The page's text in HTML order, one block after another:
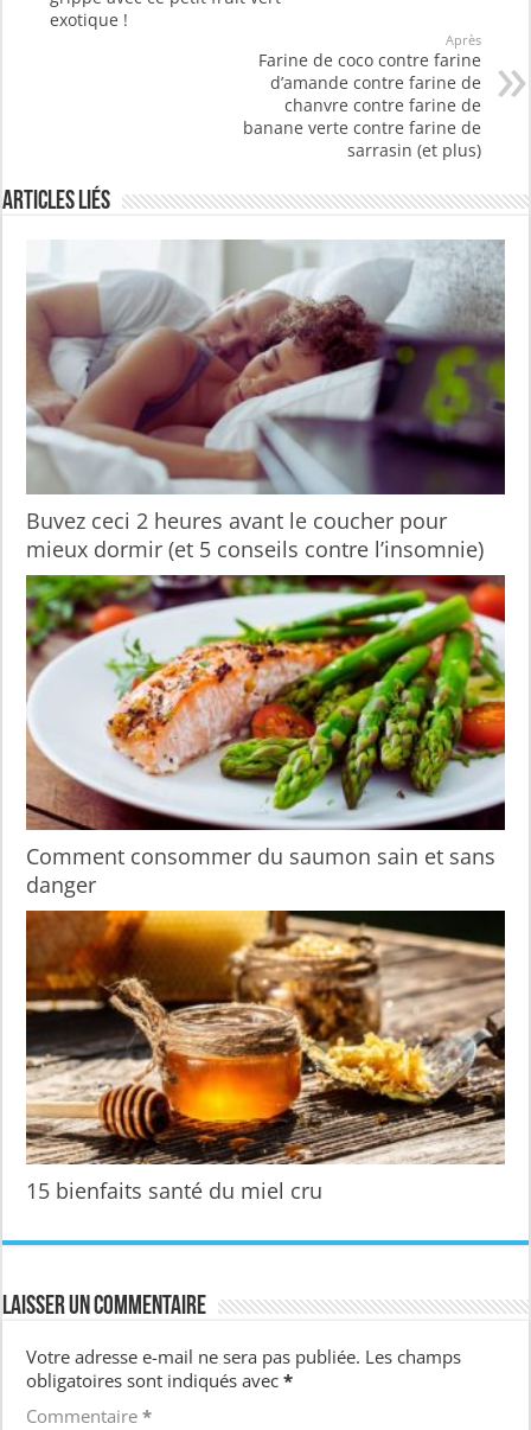
exotique !
Après
Farine de coco contre farine
d’amande contre farine de
chanvre contre farine de
banane verte contre farine de
sarrasin (et plus)
Articles liés
Buvez ceci 2 heures avant le coucher pour
mieux dormir (et 5 conseils contre l’insomnie)
Comment consommer du saumon sain et sans
danger
15 bienfaits santé du miel cru
Laisser un commentaire
Votre adresse e-mail ne sera pas publiée. Les champs
obligatoires sont indiqués avec*
Commentaire*